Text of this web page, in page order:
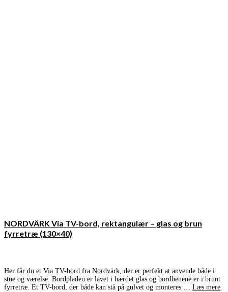
NORDVÄRK Via TV-bord, rektangulær – glas og brun
fyrretræ (130×40)
Her får du et Via TV-bord fra Nordvärk, der er perfekt at anvende både i
stue og værelse. Bordpladen er lavet i hærdet glas og bordbenene er i brunt
fyrretræ. Et TV-bord, der både kan stå på gulvet og monteres … Læs mere